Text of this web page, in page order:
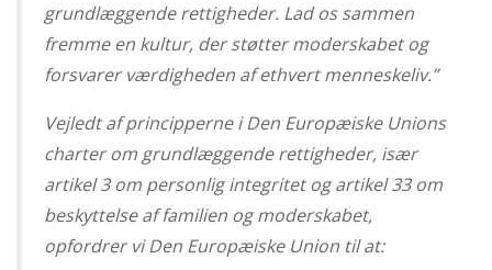
grundlæggende rettigheder. Lad os sammen
fremme en kultur, der støtter moderskabet og
forsvarer værdigheden af ethvert menneskeliv.”
Vejledt af principperne i Den Europæiske Unions
charter om grundlæggende rettigheder, især
artikel 3 om personlig integritet og artikel 33 om
beskyttelse af familien og moderskabet,
opfordrer vi Den Europæiske Union til at: